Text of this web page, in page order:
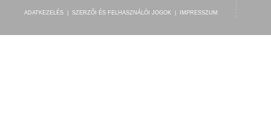
ADATKEZELÉS SZERZŐI ÉS FELHASZNÁLÓI JOGOK IMPRESSZUM